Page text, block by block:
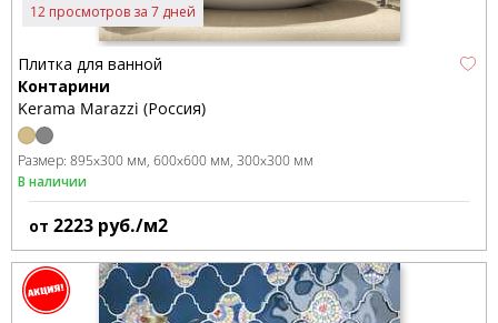
12 просмотров за 7 дней
Плитка для ванной
Контарини
Kerama Marazzi (Россия)
Размер: 895x300 мм 600x600 мм 300x300 мм
В наличии
от 2223 руб./м2